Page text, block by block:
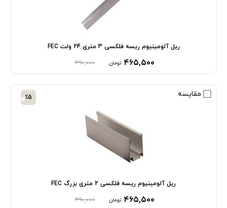
ریل آلومینیوم ریسه فلکسی 3 متری 24 ولت FEC
۴۶۵,۵۰۰ تومان ۴۹۰,۰۰۰
مقایسه
ریل آلومینیوم ریسه فلکسی 2 متری بزرگ FEC
۴۶۵,۵۰۰ تومان ۴۹۰,۰۰۰
٪5